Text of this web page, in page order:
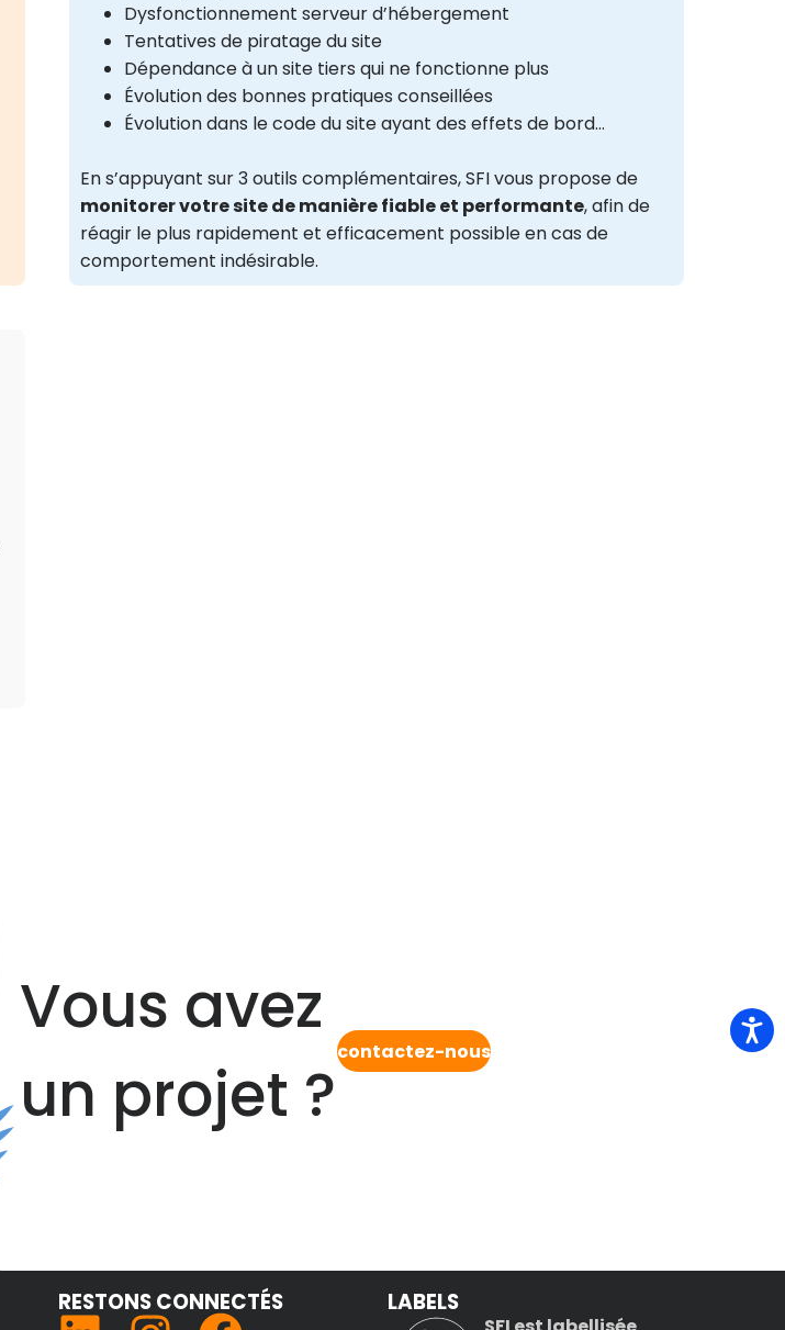
Dysfonctionnement serveur d’hébergement
Tentatives de piratage du site
Dépendance à un site tiers qui ne fonctionne plus
Évolution des bonnes pratiques conseillées
Évolution dans le code du site ayant des effets de bord…
En s’appuyant sur 3 outils complémentaires, SFI vous propose de
monitorer votre site de manière fiable et performante, afin de
réagir le plus rapidement et efficacement possible en cas de
comportement indésirable.
Vous avez
un projet ?
contactez-nous
RESTONS CONNECTÉS LABELS